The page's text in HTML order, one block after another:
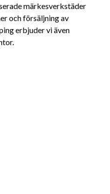
märkesverkstäder
och försäljning av
erbjuder vi även